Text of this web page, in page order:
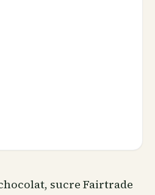
sucre Fairtrade